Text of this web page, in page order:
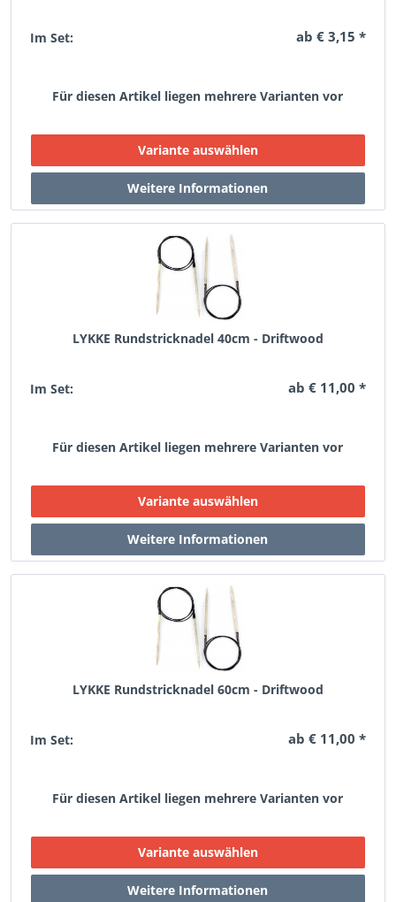
Im Set: ab € 3,15 *
Für diesen Artikel liegen mehrere Varianten vor
LYKKE Rundstricknadel 40cm - Driftwood
Im Set: ab € 11,00 *
Für diesen Artikel liegen mehrere Varianten vor
LYKKE Rundstricknadel 60cm - Driftwood
Im Set: ab € 11,00 *
Für diesen Artikel liegen mehrere Varianten vor